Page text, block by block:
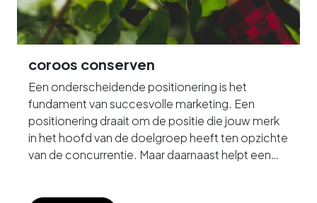
coroos conserven
Een onderscheidende positionering is het
fundament van succesvolle marketing. Een
positionering draait om de positie die jouw merk
in het hoofd van de doelgroep heeft ten opzichte
van de concurrentie. Maar daarnaast helpt een